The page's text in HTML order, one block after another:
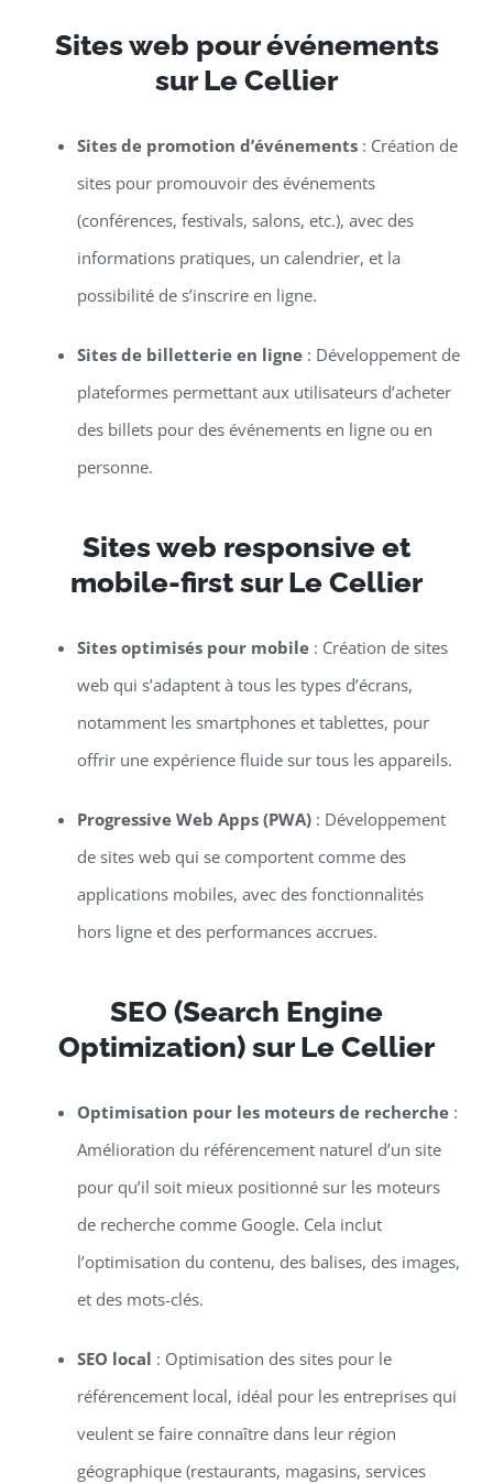
Sites web pour événements
sur Le Cellier
Sites de promotion d’événements: Création de
sites pour promouvoir des événements
(conférences, festivals, salons, etc.), avec des
informations pratiques, un calendrier, et la
possibilité de s’inscrire en ligne.
Sites de billetterie en ligne: Développement de
plateformes permettant aux utilisateurs d’acheter
des billets pour des événements en ligne ou en
personne.
Sites web responsive et
mobile-first sur Le Cellier
Sites optimisés pour mobile: Création de sites
web qui s’adaptent à tous les types d’écrans,
notamment les smartphones et tablettes, pour
offrir une expérience fluide sur tous les appareils.
Progressive Web Apps (PWA): Développement
de sites web qui se comportent comme des
applications mobiles, avec des fonctionnalités
hors ligne et des performances accrues.
SEO (Search Engine
Optimization) sur Le Cellier
Optimisation pour les moteurs de recherche:
Amélioration du référencement naturel d’un site
pour qu’il soit mieux positionné sur les moteurs
de recherche comme Google. Cela inclut
l’optimisation du contenu, des balises, des images,
et des mots-clés.
SEO local : Optimisation des sites pour le
référencement local, idéal pour les entreprises qui
veulent se faire connaître dans leur région
géographique (restaurants, magasins, services